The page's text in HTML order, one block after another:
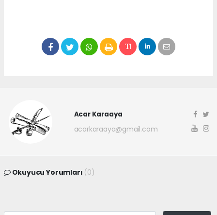
Acar Karaaya
acarkaraaya@gmail.com
Okuyucu Yorumları (0)